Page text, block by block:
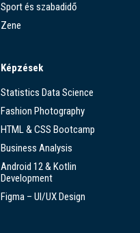
Sport és szabadidő
Zene
Képzések
Statistics Data Science
Fashion Photography
HTML & CSS Bootcamp
Business Analysis
Android 12 & Kotlin
Development
Figma – UI/UX Design